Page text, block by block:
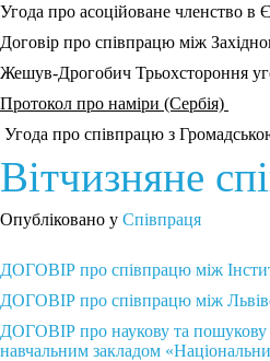
Угода про асоційоване членство в
Договір про співпрацю між
Жешув-Дрогобич Трьохстороння
Протокол про наміри (Сербія)
Угода про співпрацю з
Вітчизняне
Опубліковано у Співпраця
ДОГОВІР про співпрацю між
ДОГОВІР про співпрацю між
ДОГОВІР про наукову та пошукову
навчальним закладом